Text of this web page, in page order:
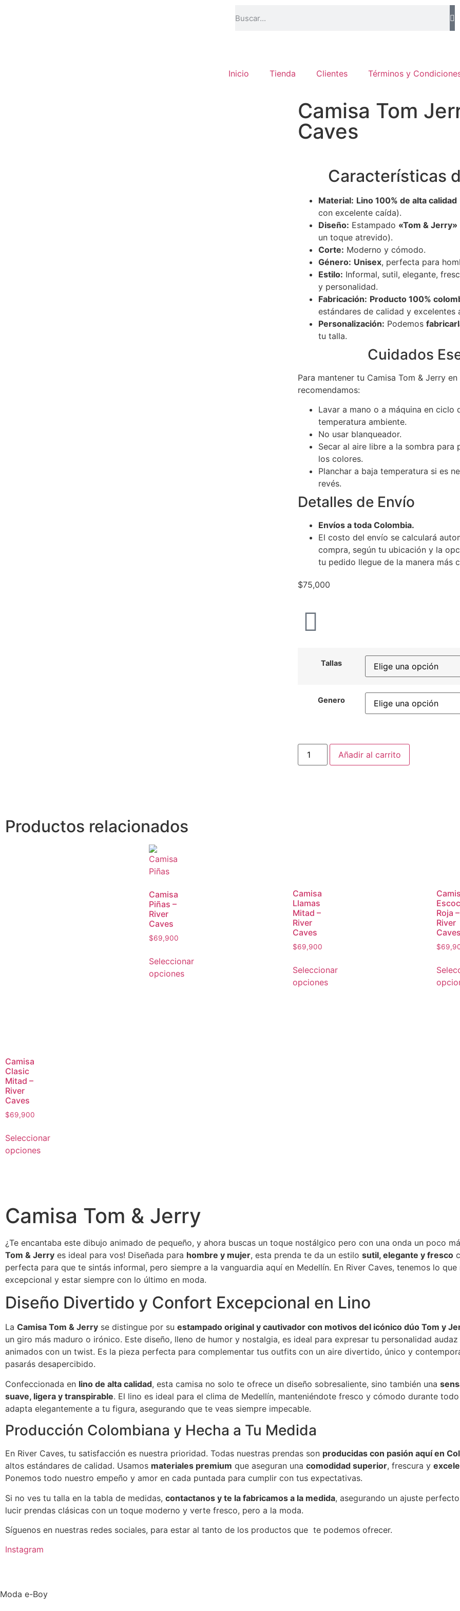
Inicio Tienda Clientes Términos y
Camisa Tom
Caves
Características
Material: Lino 100% de alta calidad
con excelente caída).
Diseño: Estampado «Tom & Jerry»
un toque atrevido).
Corte: Moderno y cómodo.
Género: Unisex, perfecta para
Estilo: Informal, sutil, elegante,
y personalidad.
Fabricación: Producto 100%
estándares de calidad y excelentes
Personalización: Podemos
tu talla.
Cuidados
Para mantener tu Camisa Tom & Jerry
recomendamos:
Lavar a mano o a máquina en ciclo
temperatura ambiente.
No usar blanqueador.
Secar al aire libre a la sombra para
los colores.
Planchar a baja temperatura si es
revés.
Detalles de Envío
Envíos a toda Colombia.
El costo del envío se calculará
compra, según tu ubicación y la
tu pedido llegue de la manera más
$75,000
Tallas
Genero
Añadir al carrito
Productos relacionados
Camisa
Piñas –
River
Caves
$69,900
Seleccionar
opciones
Camisa
Llamas
Mitad –
River
Caves
$69,900
Seleccionar
opciones
Roja –
River
Caves
$
Camisa
Clasic
Mitad –
River
Caves
$69,900
Seleccionar
opciones
Camisa Tom & Jerry
¿Te encantaba este dibujo animado de pequeño, y ahora buscas un toque nostálgico pero con una onda un poco
Tom & Jerry es ideal para vos! Diseñada para hombre y mujer, esta prenda te da un estilo sutil, elegante y fresco
perfecta para que te sintás informal, pero siempre a la vanguardia aquí en Medellín. En River Caves, tenemos lo
excepcional y estar siempre con lo último en moda.
Diseño Divertido y Confort Excepcional en Lino
La Camisa Tom & Jerry se distingue por su estampado original y cautivador con motivos del icónico dúo Tom y
un giro más maduro o irónico. Este diseño, lleno de humor y nostalgia, es ideal para expresar tu personalidad
animados con un twist. Es la pieza perfecta para complementar tus outfits con un aire divertido, único y
pasarás desapercibido.
Confeccionada en lino de alta calidad, esta camisa no solo te ofrece un diseño sobresaliente, sino también una
suave, ligera y transpirable. El lino es ideal para el clima de Medellín, manteniéndote fresco y cómodo durante
adapta elegantemente a tu figura, asegurando que te veas siempre impecable.
Producción Colombiana y Hecha a Tu Medida
En River Caves, tu satisfacción es nuestra prioridad. Todas nuestras prendas son producidas con pasión aquí en
altos estándares de calidad. Usamos materiales premium que aseguran una comodidad superior, frescura y
Ponemos todo nuestro empeño y amor en cada puntada para cumplir con tus expectativas.
Si no ves tu talla en la tabla de medidas, contactanos y te la fabricamos a la medida, asegurando un ajuste
lucir prendas clásicas con un toque moderno y verte fresco, pero a la moda.
Síguenos en nuestras redes sociales, para estar al tanto de los productos que te podemos ofrecer.
Instagram
Moda e-Boy